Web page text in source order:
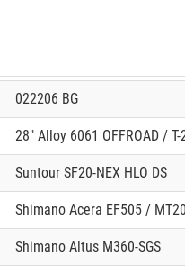
022206 BG
28" Alloy 6061 OFFROAD / T-
Suntour SF20-NEX HLO DS
Shimano Acera EF505 /
Shimano Altus M360-SGS